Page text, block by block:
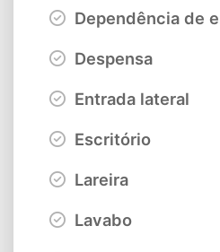
Dependência de
Despensa
Entrada lateral
Escritório
Lareira
Lavabo